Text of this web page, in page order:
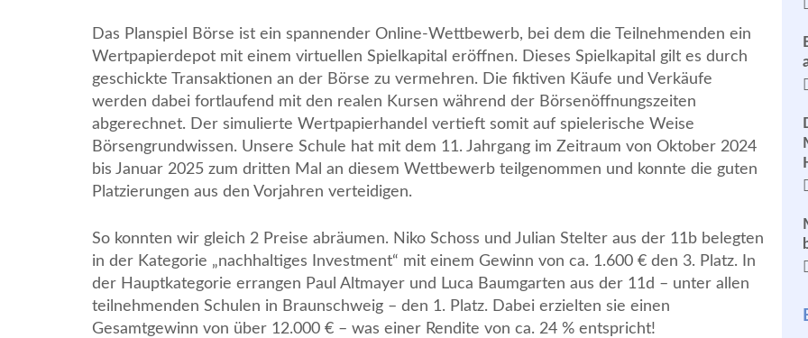
Das Planspiel Börse ist ein spannender Online-Wettbewerb, bei dem die Teilnehmenden ein
Wertpapierdepot mit einem virtuellen Spielkapital eröffnen. Dieses Spielkapital gilt es durch
geschickte Transaktionen an der Börse zu vermehren. Die fiktiven Käufe und Verkäufe
werden dabei fortlaufend mit den realen Kursen während der Börsenöffnungszeiten
abgerechnet. Der simulierte Wertpapierhandel vertieft somit auf spielerische Weise
Börsengrundwissen. Unsere Schule hat mit dem 11. Jahrgang im Zeitraum von Oktober 2024
bis Januar 2025 zum dritten Mal an diesem Wettbewerb teilgenommen und konnte die guten
Platzierungen aus den Vorjahren verteidigen.
So konnten wir gleich 2 Preise abräumen. Niko Schoss und Julian Stelter aus der 11b belegten
in der Kategorie „nachhaltiges Investment“ mit einem Gewinn von ca. 1.600 € den 3. Platz. In
der Hauptkategorie errangen Paul Altmayer und Luca Baumgarten aus der 11d – unter allen
teilnehmenden Schulen in Braunschweig – den 1. Platz. Dabei erzielten sie einen
Gesamtgewinn von über 12.000 € – was einer Rendite von ca. 24 % entspricht!